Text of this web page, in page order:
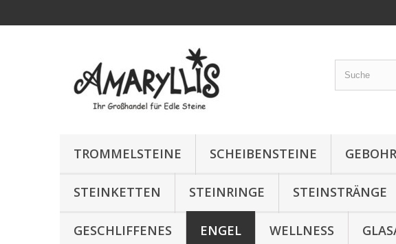
TROMMELSTEINE SCHEIBENSTEINE
STEINKETTEN STEINRINGE STEINSTRÄNGE
GESCHLIFFENES ENGEL WELLNESS